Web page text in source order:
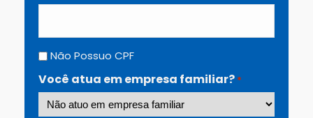
S
a
e
s
+
Não
CPF
Não Possuo CPF
Você atua em empresa familiar? *